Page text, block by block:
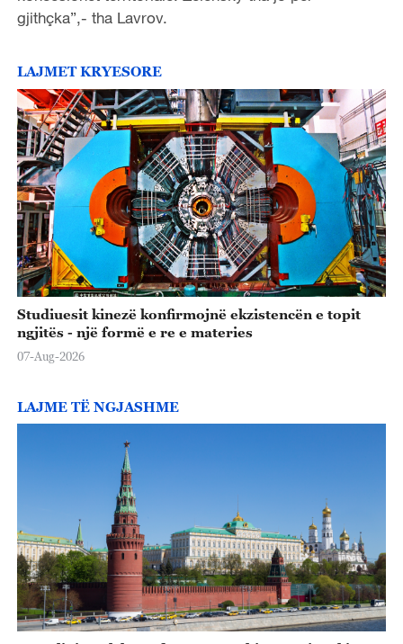
gjithçka”,- tha Lavrov.
LAJMET KRYESORE
Studiuesit kinezë konfirmojnë ekzistencën e topit
ngjitës - një formë e re e materies
07-Aug-2026
LAJME TË NGJASHME